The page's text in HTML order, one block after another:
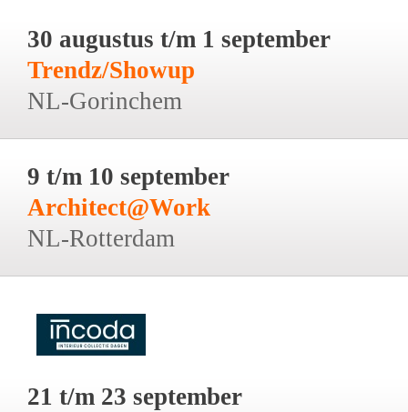
30 augustus t/m 1 september
Trendz/Showup
NL-Gorinchem
9 t/m 10 september
Architect@Work
NL-Rotterdam
21 t/m 23 september